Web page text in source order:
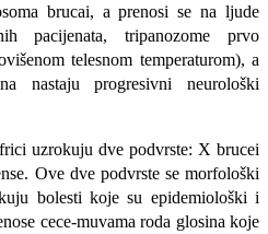
brucai, a prenosi se na ljude
pacijenata, tripanozome prvo
telesnom temperaturom), a
nas­taju progresivni neurološki
uzrokuju dve podvrste: X brucei
Ove dve podvrste se morfološki
bolesti koje su epidemiološki i
cece-muvama roda glosina koje